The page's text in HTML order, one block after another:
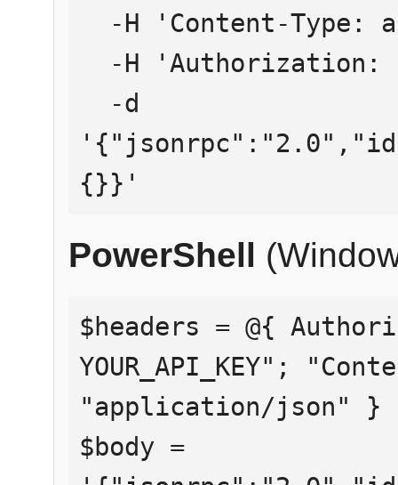
{}}'
PowerShell
$headers = @{
YOUR_API_KEY";
"application/json" }
$body =